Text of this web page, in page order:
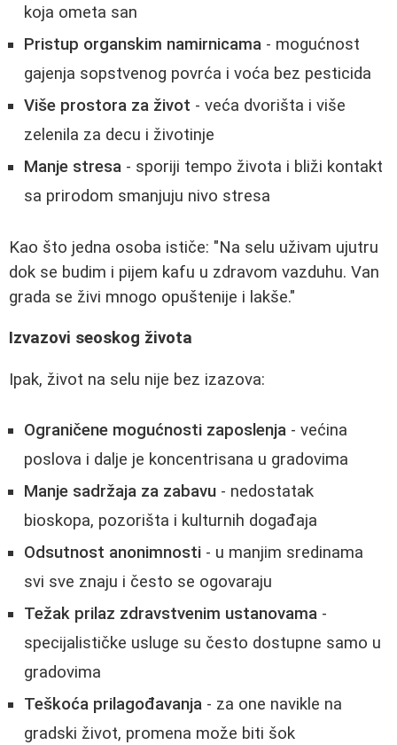
koja ometa san
Pristup organskim namirnicama - mogućnost
gajenja sopstvenog povrća i voća bez pesticida
Više prostora za život - veća dvorišta i više
zelenila za decu i životinje
Manje stresa - sporiji tempo života i bliži kontakt
sa prirodom smanjuju nivo stresa
Kao što jedna osoba ističe: "Na selu uživam ujutru
dok se budim i pijem kafu u zdravom vazduhu. Van
grada se živi mnogo opuštenije i lakše."
Izvazovi seoskog života
Ipak, život na selu nije bez izazova:
Ograničene mogućnosti zaposlenja - većina
poslova i dalje je koncentrisana u gradovima
Manje sadržaja za zabavu - nedostatak
bioskopa, pozorišta i kulturnih događaja
Odsutnost anonimnosti - u manjim sredinama
svi sve znaju i često se ogovaraju
Težak prilaz zdravstvenim ustanovama -
specijalističke usluge su često dostupne samo u
gradovima
Teškoća prilagođavanja - za one navikle na
gradski život, promena može biti šok